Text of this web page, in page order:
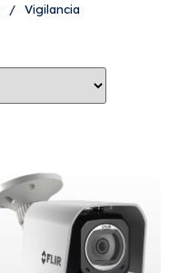
/ Vigilancia